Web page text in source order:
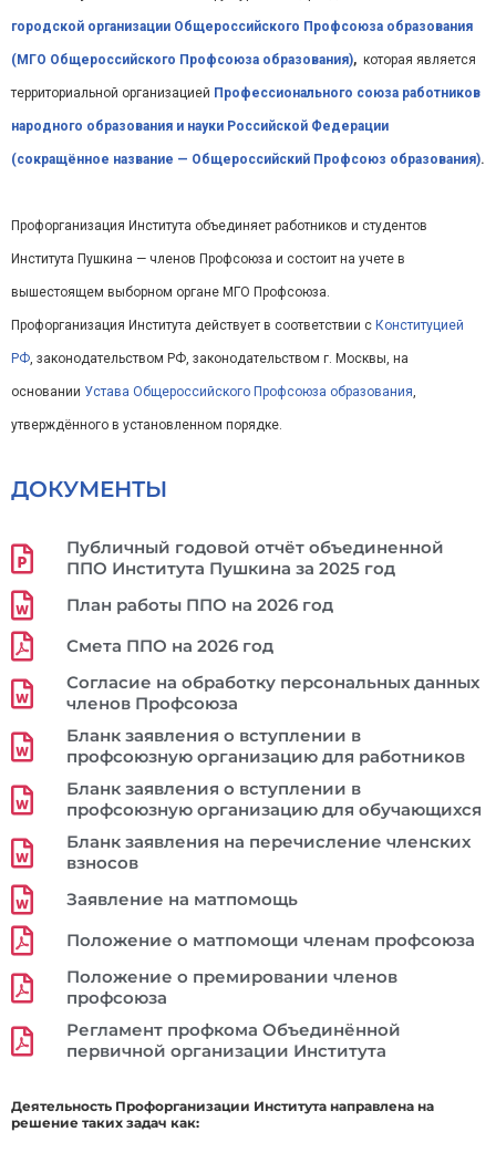
городской организации Общероссийского Профсоюза образования
(МГО Общероссийского Профсоюза образования), которая является
территориальной организацией Профессионального союза работников
народного образования и науки Российской Федерации
(сокращённое название — Общероссийский Профсоюз образования).
Профорганизация Института объединяет работников и студентов
Института Пушкина — членов Профсоюза и состоит на учете в
вышестоящем выборном органе МГО Профсоюза.
Профорганизация Института действует в соответствии с Конституцией
РФ, законодательством РФ, законодательством г. Москвы, на
основании Устава Общероссийского Профсоюза образования,
утверждённого в установленном порядке.
ДОКУМЕНТЫ
Публичный годовой отчёт объединенной
ППО Института Пушкина за 2025 год
План работы ППО на 2026 год
Смета ППО на 2026 год
Согласие на обработку персональных данных
членов Профсоюза
Бланк заявления о вступлении в
профсоюзную организацию для работников
Бланк заявления о вступлении в
профсоюзную организацию для обучающихся
Бланк заявления на перечисление членских
взносов
Заявление на матпомощь
Положение о матпомощи членам профсоюза
Положение о премировании членов
профсоюза
Регламент профкома Объединённой
первичной организации Института
Деятельность Профорганизации Института направлена на
решение таких задач как: